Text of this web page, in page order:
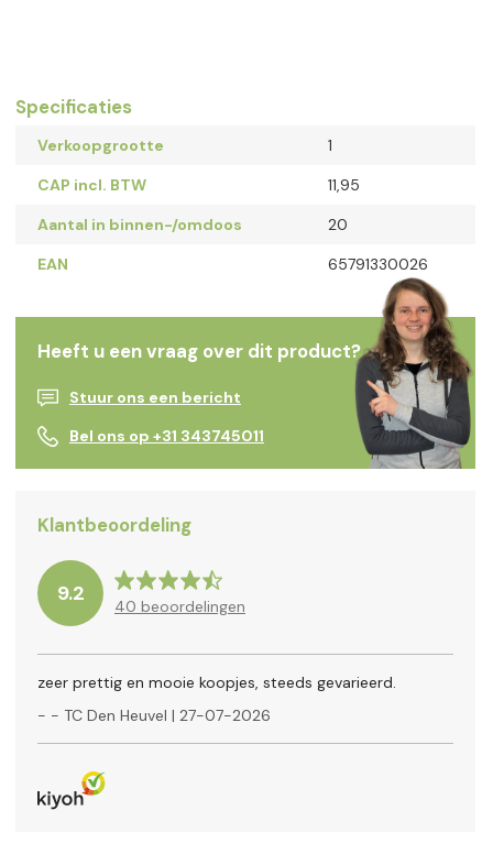
Specificaties
Verkoopgrootte
1
CAP incl. BTW
11,95
Aantal in binnen-/omdoos
20
EAN
65791330026
Heeft u een vraag over dit product?
Stuur ons een bericht
Bel ons op +31 343745011
Klantbeoordeling
9.2
40 beoordelingen
zeer prettig en mooie koopjes, steeds gevarieerd.
- - TC Den Heuvel | 27-07-2026